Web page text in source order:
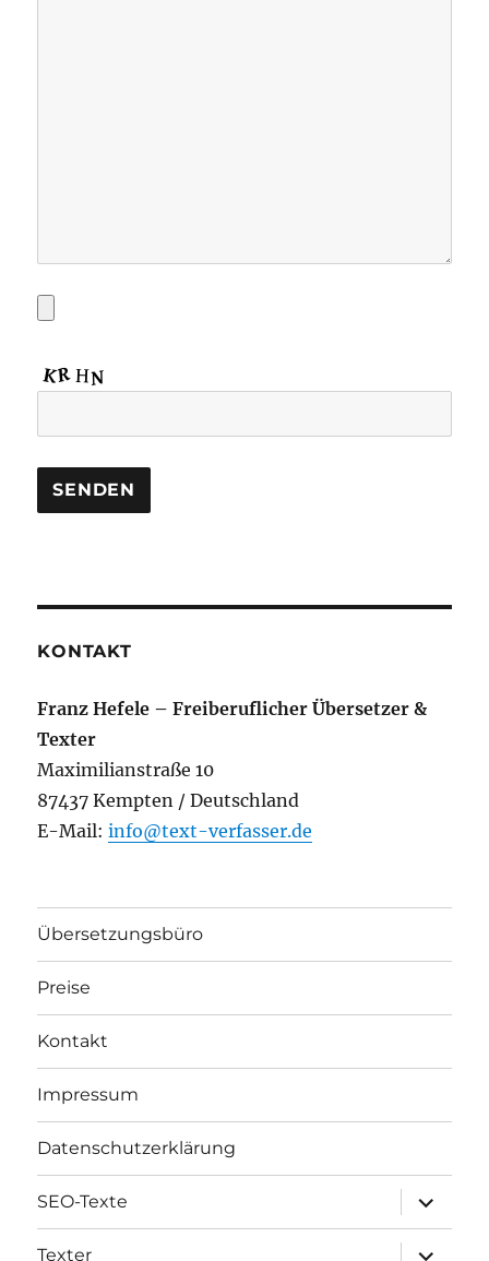
KONTAKT
Franz Hefele – Freiberuflicher Übersetzer &
Texter
Maximilianstraße 10
87437 Kempten / Deutschland
E-Mail:info@text-verfasser.de
Übersetzungsbüro
Preise
Kontakt
Impressum
Datenschutzerklärung
SEO-Texte
öffnen
Texter